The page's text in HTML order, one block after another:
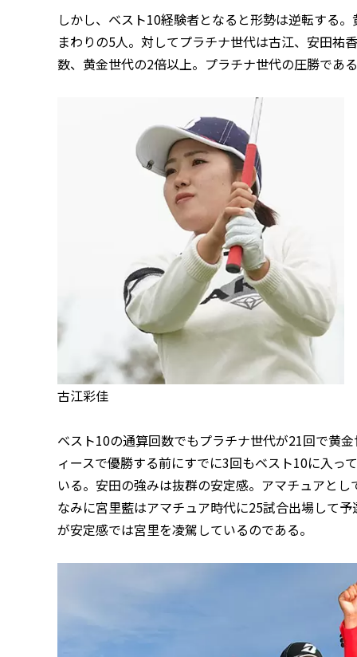
しかし、ベスト10経験者となると形勢は逆転する
まわりの5人。対してプラチナ世代は古江、安田祐
数、黄金世代の2倍以上。プラチナ世代の圧勝であ
古江彩佳
ベスト10の通算回数でもプラチナ世代が21回で黄
ィースで優勝する前にすでに3回もベスト10に入っ
いる。安田の強みは抜群の安定感。アマチュアと
なみに宮里藍はアマチュア時代に25試合出場して
が安定感では宮里を凌駕しているのである。